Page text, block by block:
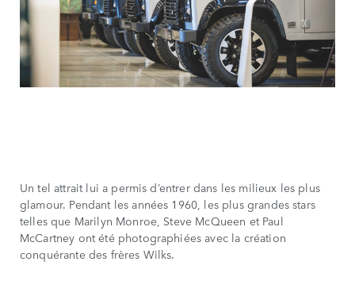
Un tel attrait lui a permis d’entrer dans les milieux les plus
glamour. Pendant les années 1960, les plus grandes stars
telles que Marilyn Monroe, Steve McQueen et Paul
McCartney ont été photographiées avec la création
conquérante des frères Wilks.